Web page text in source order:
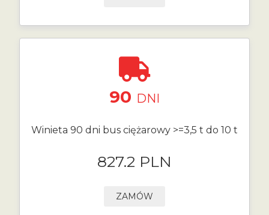
90 DNI
Winieta 90 dni bus ciężarowy >=3,5 t do 10 t
827.2 PLN
ZAMÓW